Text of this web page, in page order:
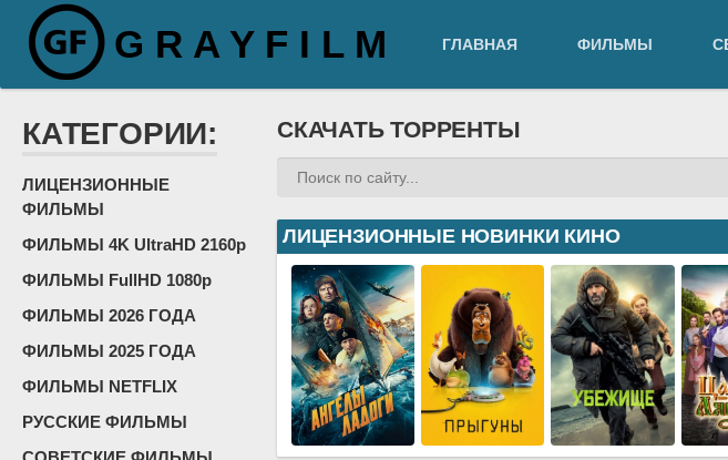
G R A Y F I L M ГЛАВНАЯ ФИЛЬМЫ
КАТЕГОРИИ:
ЛИЦЕНЗИОННЫЕ
ФИЛЬМЫ
ФИЛЬМЫ 4K UltraHD 2160p
ФИЛЬМЫ FullHD 1080p
ФИЛЬМЫ 2026 ГОДА
ФИЛЬМЫ 2025 ГОДА
ФИЛЬМЫ NETFLIX
РУССКИЕ ФИЛЬМЫ
СКАЧАТЬ ТОРРЕНТЫ
ЛИЦЕНЗИОННЫЕ НОВИНКИ КИНО